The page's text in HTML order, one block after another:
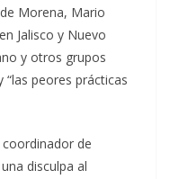
Morena, Mario
Jalisco y Nuevo
y otros grupos
peores prácticas
de
disculpa al